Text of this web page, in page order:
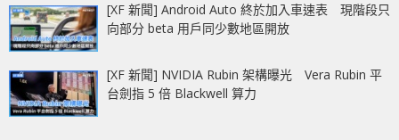
[XF 新聞] Android Auto 終於加入車速表 現階段只
向部分 beta 用戶同少數地區開放
[XF 新聞] NVIDIA Rubin 架構曝光 Vera Rubin 平
台劍指 5 倍 Blackwell 算力